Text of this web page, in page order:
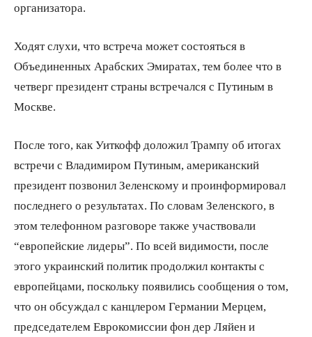
организатора.
Ходят слухи, что встреча может состояться в
Объединенных Арабских Эмиратах, тем более что в
четверг президент страны встречался с Путиным в
Москве.
После того, как Уиткофф доложил Трампу об итогах
встречи с Владимиром Путиным, американский
президент позвонил Зеленскому и проинформировал
последнего о результатах. По словам Зеленского, в
этом телефонном разговоре также участвовали
“европейские лидеры”. По всей видимости, после
этого украинский политик продолжил контакты с
европейцами, поскольку появились сообщения о том,
что он обсуждал с канцлером Германии Мерцем,
председателем Еврокомиссии фон дер Ляйен и